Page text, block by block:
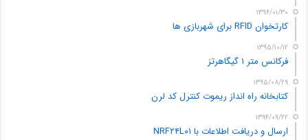
۱۳۹۶/۰۱/۳۰
کارتخوان RFID برای شهربازی ها
۱۳۹۵/۱۰/۱۲
فرکانس متر ۱ گیگاهرتز
۱۳۹۵/۰۸/۲۹
کتابخانه راه انداز ریموت کنترل کد لرن
۱۳۹۴/۰۹/۲۲
ارسال و دریافت اطلاعات با NRF۲۴L۰۱